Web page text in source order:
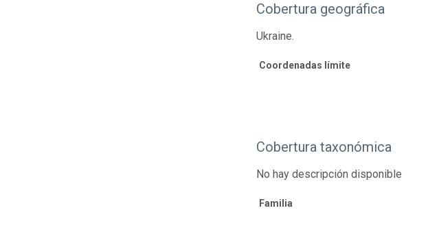
Cobertura geográfica
Ukraine.
Coordenadas límite
Cobertura taxonómica
No hay descripción disponible
Familia